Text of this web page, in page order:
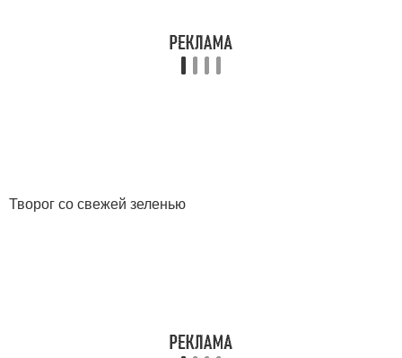
Творог со свежей зеленью